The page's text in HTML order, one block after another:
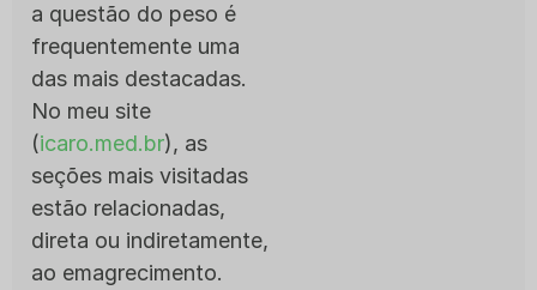
a questão do peso é
frequentemente uma
das mais destacadas.
No meu site
(icaro.med.br), as
seções mais visitadas
estão relacionadas,
direta ou indiretamente,
ao emagrecimento.